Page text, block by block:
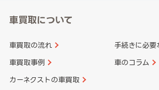
車買取について
車買取の流れ 手続きに必要
車買取事例 車のコラム
カーネクストの車買取